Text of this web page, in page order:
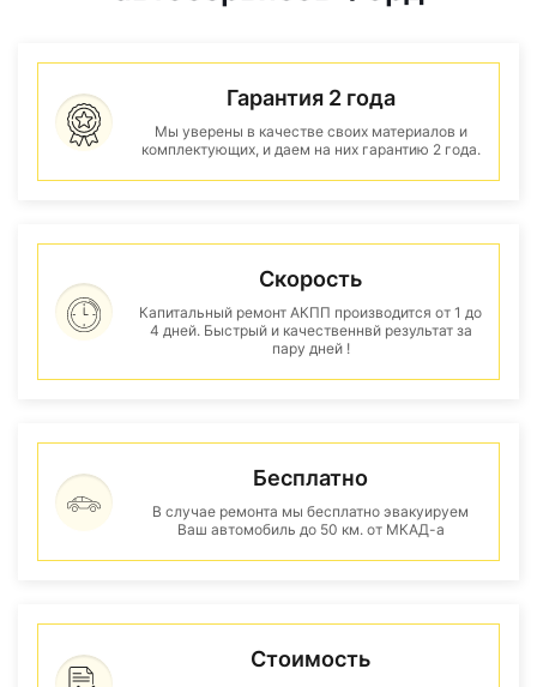
Гарантия 2 года
Мы уверены в качестве своих материалов и
комплектующих, и даем на них гарантию 2 года.
Скорость
Капитальный ремонт АКПП производится от 1 до
4 дней. Быстрый и качественнвй результат за
пару дней !
Бесплатно
В случае ремонта мы бесплатно эвакуируем
Ваш автомобиль до 50 км. от МКАД-а
Стоимость